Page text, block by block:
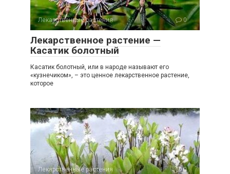
Лекарственные растения 0
Лекарственное растение —
Касатик болотный
Касатик болотный, или в народе называют его
«кузнечиком», – это ценное лекарственное растение,
которое
Лекарственные растения 0